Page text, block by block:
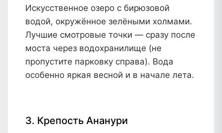
Искусственное озеро с бирюзовой
водой, окружённое зелёными холмами.
Лучшие смотровые точки — сразу после
моста через водохранилище (не
пропустите парковку справа). Вода
особенно яркая весной и в начале лета.
3. Крепость Ананури